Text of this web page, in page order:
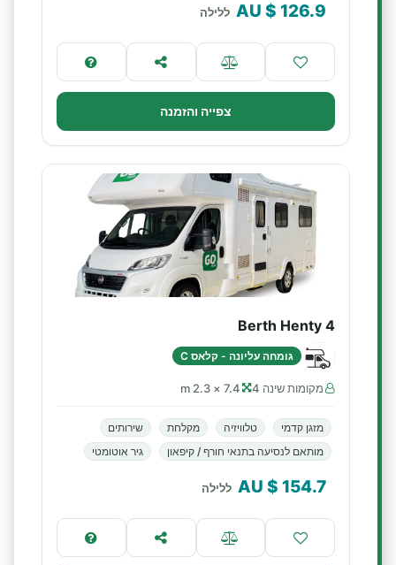
126.9
$ AU ללילה
צפייה והזמנה
4 Berth Henty
גומחה עליונה - קלאס C
מקומות שינה 4 7.4 × 2.3 m
מזגן קדמי טלוויזיה מקלחת
שירותים
מותאם לנסיעה בתנאי חורף / קיפאון
גיר אוטומטי
154.7
$ AU ללילה